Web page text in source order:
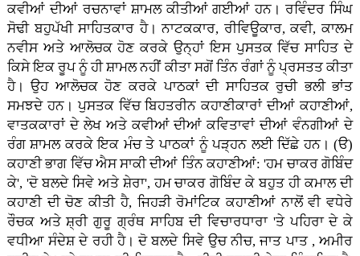
ਕਵੀਆਂ ਦੀਆਂ ਰਚਨਾਵਾਂ ਸ਼ਾਮਲ ਕੀਤੀਆਂ ਗਈਆਂ ਹਨ। ਰਵਿੰਦਰ ਸਿੰਘ
ਸੋਢੀ ਬਹੁਪੱਖੀ ਸਾਹਿਤਕਾਰ ਹੈ। ਨਾਟਕਕਾਰ, ਰੀਵਿਊਕਾਰ, ਕਵੀ, ਕਾਲਮ
ਨਵੀਸ ਅਤੇ ਆਲੋਚਕ ਹੋਣ ਕਰਕੇ ਉਨ੍ਹਾਂ ਇਸ ਪੁਸਤਕ ਵਿੱਚ ਸਾਹਿਤ ਦੇ
ਕਿਸੇ ਇਕ ਰੂਪ ਨੂੰ ਹੀ ਸ਼ਾਮਲ ਨਹੀਂ ਕੀਤਾ ਸਗੋਂ ਤਿੰਨ ਰੰਗਾਂ ਨੂੰ ਪ੍ਰਸਤਤ ਕੀਤਾ
ਹੈ। ਉਹ ਆਲੋਚਕ ਹੋਣ ਕਰਕੇ ਪਾਠਕਾਂ ਦੀ ਸਾਹਿਤਕ ਰੁਚੀ ਭਲੀ ਭਾਂਤ
ਸਮਝਦੇ ਹਨ। ਪੁਸਤਕ ਵਿੱਚ ਬਿਹਤਰੀਨ ਕਹਾਣੀਕਾਰਾਂ ਦੀਆਂ ਕਹਾਣੀਆਂ,
ਵਾਤਕਕਾਰਾਂ ਦੇ ਲੇਖ ਅਤੇ ਕਵੀਆਂ ਦੀਆਂ ਕਵਿਤਾਵਾਂ ਦੀਆਂ ਵੰਨਗੀਆਂ ਦੇ
ਰੰਗ ਸ਼ਾਮਲ ਕਰਕੇ ਇਕ ਮੰਚ ਤੇ ਪਾਠਕਾਂ ਨੂੰ ਪੜ੍ਹਨ ਲਈ ਦਿੱਛੇ ਹਨ। (ੳ)
ਕਹਾਣੀ ਭਾਗ ਵਿੱਚ ਐਸ ਸਾਕੀ ਦੀਆਂ ਤਿੰਨ ਕਹਾਣੀਆਂ: 'ਹਮ ਚਾਕਰ ਗੋਬਿੰਦ
ਕੇ', 'ਦੋ ਬਲਦੇ ਸਿਵੇ ਅਤੇ ਸ਼ੇਰਾ', ਹਮ ਚਾਕਰ ਗੋਬਿੰਦ ਕੇ ਬਹੁਤ ਹੀ ਕਮਾਲ ਦੀ
ਕਹਾਣੀ ਦੀ ਚੋਣ ਕੀਤੀ ਹੈ, ਜਿਹੜੀ ਰੋਮਾਂਟਿਕ ਕਹਾਣੀਆਂ ਨਾਲੋਂ ਵੀ ਵਧੇਰੇ
ਰੌਚਕ ਅਤੇ ਸ਼੍ਰੀ ਗੁਰੂ ਗ੍ਰੰਥ ਸਾਹਿਬ ਦੀ ਵਿਚਾਰਧਾਰਾ 'ਤੇ ਪਹਿਰਾ ਦੇ ਕੇ
ਵਧੀਆ ਸੰਦੇਸ਼ ਦੇ ਰਹੀ ਹੈ। ਦੋ ਬਲਦੇ ਸਿਵੇ ਉਚ ਨੀਚ, ਜਾਤ ਪਾਤ , ਅਮੀਰ